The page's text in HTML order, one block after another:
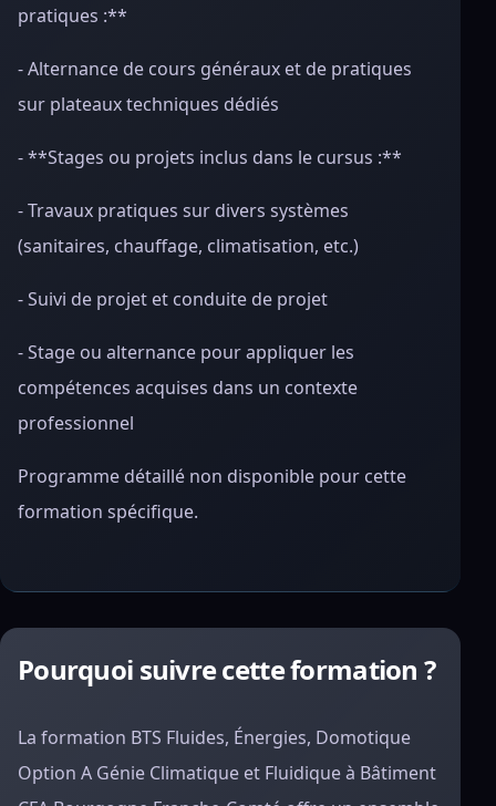
pratiques :**
- Alternance de cours généraux et de pratiques
sur plateaux techniques dédiés
- **Stages ou projets inclus dans le cursus :**
- Travaux pratiques sur divers systèmes
(sanitaires, chauffage, climatisation, etc.)
- Suivi de projet et conduite de projet
- Stage ou alternance pour appliquer les
compétences acquises dans un contexte
professionnel
Programme détaillé non disponible pour cette
formation spécifique.
Pourquoi suivre cette formation ?
La formation BTS Fluides, Énergies, Domotique
Option A Génie Climatique et Fluidique à Bâtiment